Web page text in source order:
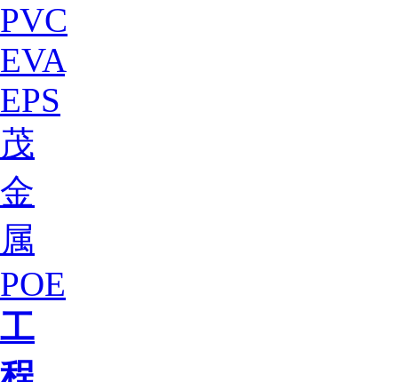
PVC
EVA
EPS
茂
金
属
POE
工